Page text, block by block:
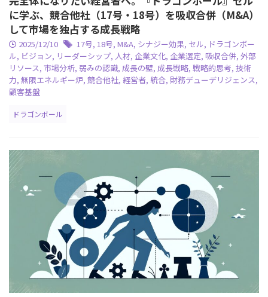
に学ぶ、競合他社（17号・18号）を吸収合併（M&A）
して市場を独占する成長戦略
2025/12/10 17号, 18号, M&A, シナジー効果, セル, ドラゴンボー
ル, ビジョン, リーダーシップ, 人材, 企業文化, 企業選定, 吸収合併, 外部
リソース, 市場分析, 弱みの認識, 成長の壁, 成長戦略, 戦略的思考, 技術
力, 無限エネルギー炉, 競合他社, 経営者, 統合, 財務デューデリジェンス,
顧客基盤
ドラゴンボール